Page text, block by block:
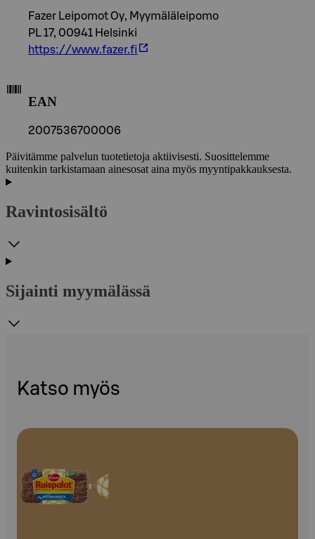
Fazer Leipomot Oy, Myymäläleipomo
PL 17, 00941 Helsinki
https://www.fazer.fi
EAN
2007536700006
Päivitämme palvelun tuotetietoja aktiivisesti. Suosittelemme
kuitenkin tarkistamaan ainesosat aina myös myyntipakkauksesta.
Ravintosisältö
Sijainti myymälässä
Katso myös